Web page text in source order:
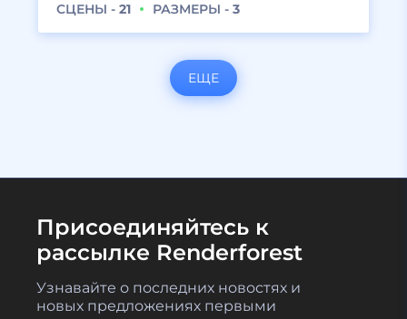
СЦЕНЫ - 21 РАЗМЕРЫ - 3
ЕЩЕ
Присоединяйтесь к
рассылке Renderforest
Узнавайте о последних новостях и
новых предложениях первыми